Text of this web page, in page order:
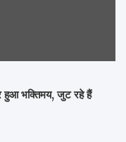
हुआ भक्तिमय, जुट रहे हैं